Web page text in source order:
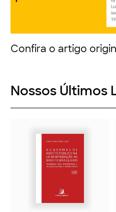
Confira o artigo
Nossos Últimos